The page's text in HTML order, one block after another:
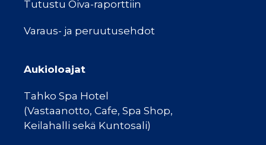
Tutustu Oiva-raporttiin
Varaus- ja peruutusehdot
Aukioloajat
Tahko Spa Hotel
(Vastaanotto, Cafe, Spa Shop,
Keilahalli sekä Kuntosali)